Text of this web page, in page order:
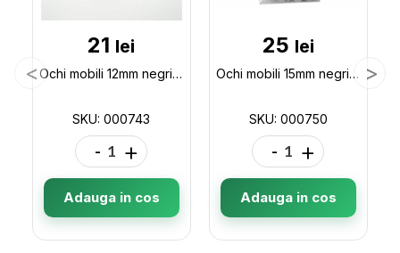
21 lei
Ochi mobili 12mm negri (ML11-5) 000743
SKU: 000743
- +
Adauga in cos
25 lei
Ochi mobili 15mm negri (ML11-6/ML21-7) 000750
SKU: 000750
- +
Adauga in cos